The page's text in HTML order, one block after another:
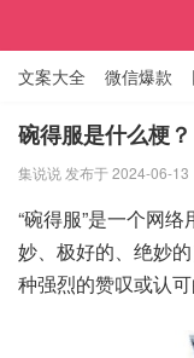
文案大全 微信爆款
知识大全
碗得服是什么梗？
集说说 发布于 2024-06-13
“碗得服”是一个网
妙、极好的、绝妙
种强烈的赞叹或认可